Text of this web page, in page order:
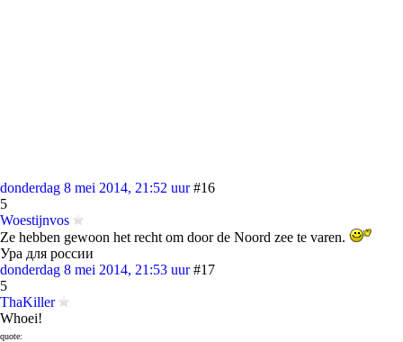
donderdag 8 mei 2014, 21:52 uur #16
5
Woestijnvos
Ze hebben gewoon het recht om door de Noord zee te varen.
Ура для россии
donderdag 8 mei 2014, 21:53 uur #17
5
ThaKiller
Whoei!
quote: